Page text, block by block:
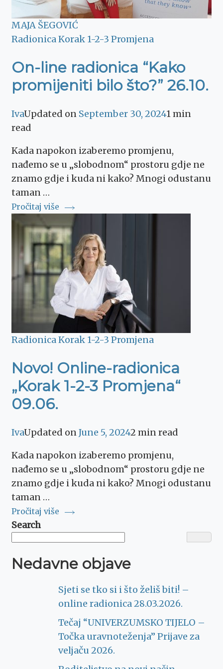
MAJA ŠEGOVIĆ
Radionica Korak 1-2-3 Promjena
On-line radionica “Kako
promijeniti bilo što?” 26.10.
IvaUpdated on September 30, 20241 min
read
Kada napokon izaberemo promjenu,
nađemo se u „slobodnom“ prostoru gdje ne
znamo gdje i kuda ni kako? Mnogi odustanu
taman …
Pročitaj više
Radionica Korak 1-2-3 Promjena
Novo! Online-radionica
„Korak 1-2-3 Promjena“
09.06.
IvaUpdated onJune 5, 20242 min read
Kada napokon izaberemo promjenu,
nađemo se u „slobodnom“ prostoru gdje ne
znamo gdje i kuda ni kako? Mnogi odustanu
taman …
Pročitaj više
Search
Nedavne objave
Sjeti se tko si i što želiš biti! –
online radionica 28.03.2026.
Tečaj “UNIVERZUMSKO TIJELO –
Točka uravnoteženja” Prijave za
veljaču 2026.